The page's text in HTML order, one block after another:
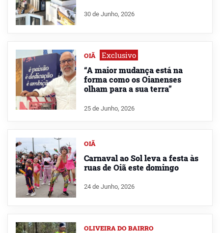
30 de Junho, 2026
OIÃ Exclusivo
“A maior mudança está na
forma como os Oianenses
olham para a sua terra”
25 de Junho, 2026
OIÃ
Carnaval ao Sol leva a festa às
ruas de Oiã este domingo
24 de Junho, 2026
OLIVEIRA DO BAIRRO